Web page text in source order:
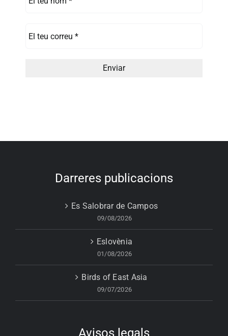
Darreres publicacions
Es Salobrar de Campos
09/08/2026
Eslovènia
01/08/2026
Birds of East Asia
09/07/2026
Avisos legals